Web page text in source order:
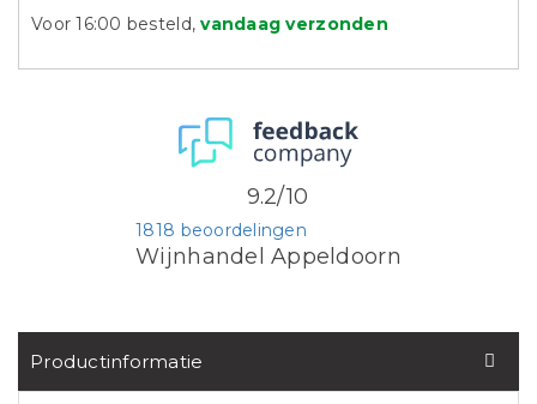
Voor 16:00 besteld,vandaag verzonden
Wijnhandel Appeldoorn
1818 beoordelingen
9.2/10
Productinformatie